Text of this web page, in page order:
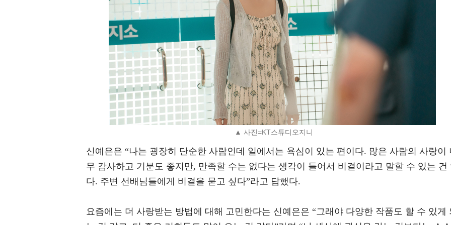
▲ 사진=KT스튜디오지니
신예은은 “나는 굉장히 단순한 사람인데 일에서는 욕심이 있는 편이다. 많은 사람의 사랑이
무 감사하고 기분도 좋지만, 만족할 수는 없다는 생각이 들어서 비결이라고 말할 수 있는 건
다. 주변 선배님들에게 비결을 묻고 싶다”라고 답했다.
요즘에는 더 사랑받는 방법에 대해 고민한다는 신예은은 “그래야 다양한 작품도 할 수 있게